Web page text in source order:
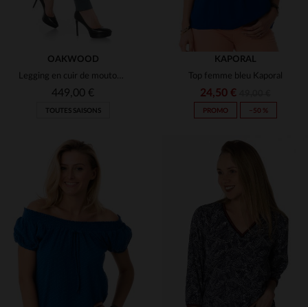
TAILLES DISPONIBLES
OAKWOOD
Legging en cuir de mouton bleu
449,00 €
TOUTES SAISONS
TAILLES DISPONIBLES
KAPORAL
Top femme bleu Kaporal
24,50 €
PROMO −50 %